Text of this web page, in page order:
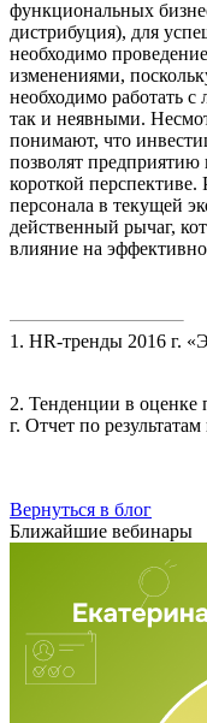
функциональных
дистрибуция), для
необходимо
изменениями,
необходимо работать
так и неявными.
понимают, что
позволят предприятию
короткой
персонала в текущей
действенный рычаг,
влияние на
1. HR-тренды 2016 г.
2. Тенденции в оценке
г. Отчет по
Вернуться в блог
Ближайшие вебинары